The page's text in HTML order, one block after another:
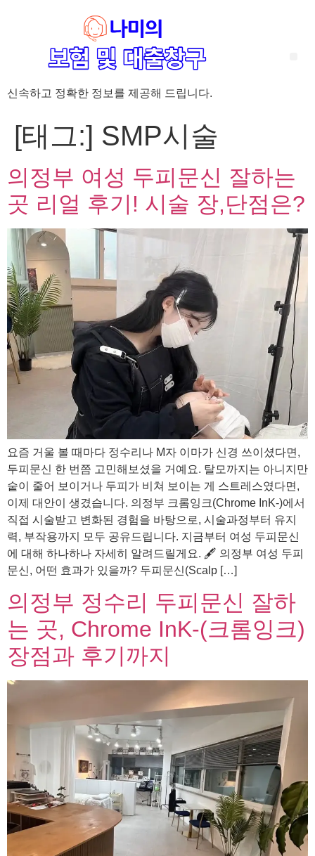
신속하고 정확한 정보를 제공해 드립니다.
[태그:] SMP시술
의정부 여성 두피문신 잘하는
곳 리얼 후기! 시술 장,단점은?
요즘 거울 볼 때마다 정수리나 M자 이마가 신경 쓰이셨다면,
두피문신 한 번쯤 고민해보셨을 거예요. 탈모까지는 아니지만
숱이 줄어 보이거나 두피가 비쳐 보이는 게 스트레스였다면,
이제 대안이 생겼습니다. 의정부 크롬잉크(Chrome InK-)에서
직접 시술받고 변화된 경험을 바탕으로, 시술과정부터 유지
력, 부작용까지 모두 공유드립니다. 지금부터 여성 두피문신
에 대해 하나하나 자세히 알려드릴게요. 🖋️ 의정부 여성 두피
문신, 어떤 효과가 있을까? 두피문신(Scalp […]
의정부 정수리 두피문신 잘하
는 곳, Chrome InK-(크롬잉크)
장점과 후기까지